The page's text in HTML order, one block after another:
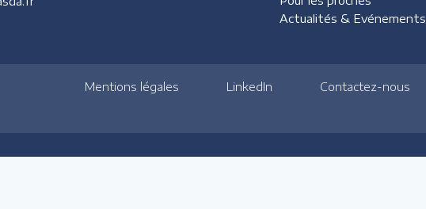
Actualités & Evénements
Mentions légales LinkedIn Contactez-nous